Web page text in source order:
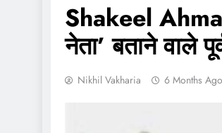
Shakeel
नेता’ बताने वाले
Nikhil Vakharia 6 Months Ago